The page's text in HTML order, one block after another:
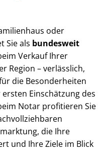
oder
Sie als bundesweit
Verkauf Ihrer
Region – verlässlich,
die Besonderheiten
Einschätzung des
Notar profitieren Sie
die Ihre
und Ihre Ziele im Blick